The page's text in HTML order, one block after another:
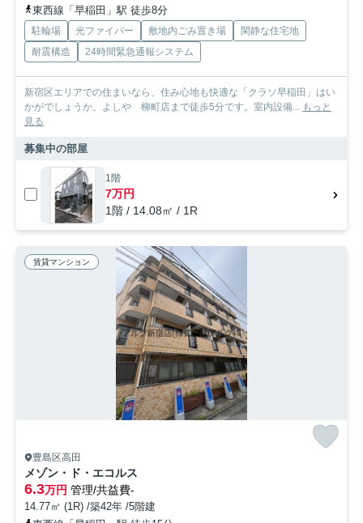
東西線「早稲田」駅 徒歩8分
駐輪場 光ファイバー 敷地内ごみ置き場
閑静な住宅地
耐震構造
24時間緊急通報システム
新宿区エリアでの住まいなら、住み心地も快適な「クラソ早稲田」はい
かがでしょうか。よしや 柳町店まで徒歩5分です。室内設備...
もっと
見る
募集中の部屋
1階
7万円
1階 / 14.08㎡ / 1R
賃貸マンション
豊島区高田
メゾン・ド・エコルス
6.3万円 管理/共益費-
14.77㎡ (1R) /築42年 /5階建